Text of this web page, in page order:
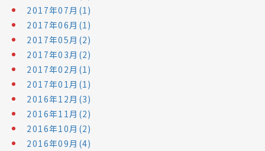
2017年07月(1)
2017年06月(1)
2017年05月(2)
2017年03月(2)
2017年02月(1)
2017年01月(1)
2016年12月(3)
2016年11月(2)
2016年10月(2)
2016年09月(4)